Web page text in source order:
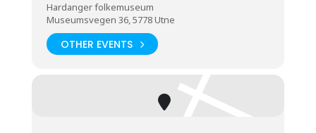
Hardanger folkemuseum
Museumsvegen 36, 5778 Utne
OTHER EVENTS